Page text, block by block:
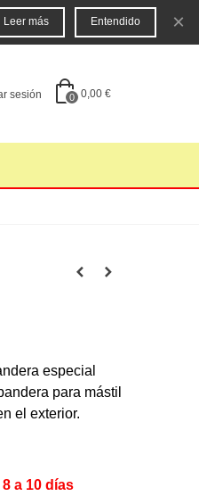
Leer más Entendido ×
sesión 0 0,00 €
especial
para mástil
el exterior.
a 10 días